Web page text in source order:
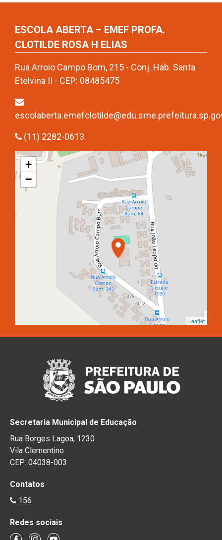
ESCOLA ABERTA – EMEF PROFA.
CLOTILDE ROSA H ELIAS
Rua Arroio Campo Bom, 215 - Conj. Hab. Santa
Etelvina II - CEP: 08485475
(11) 2282-0613
+
−
Leaflet
Secretaria Municipal de Educação
Rua Borges Lagoa, 1230
Vila Clementino
CEP: 04038-003
Contatos
156
Redes sociais